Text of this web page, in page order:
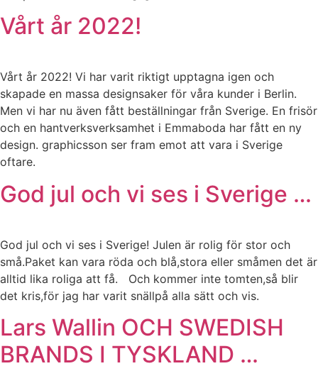
Vårt år 2022!
Vårt år 2022! Vi har varit riktigt upptagna igen och
skapade en massa designsaker för våra kunder i Berlin.
Men vi har nu även fått beställningar från Sverige. En frisör
och en hantverksverksamhet i Emmaboda har fått en ny
design. graphicsson ser fram emot att vara i Sverige
oftare.
God jul och vi ses i Sverige …
God jul och vi ses i Sverige! Julen är rolig för stor och
små.Paket kan vara röda och blå,stora eller småmen det är
alltid lika roliga att få. Och kommer inte tomten,så blir
det kris,för jag har varit snällpå alla sätt och vis.
Lars Wallin OCH SWEDISH
BRANDS I TYSKLAND …